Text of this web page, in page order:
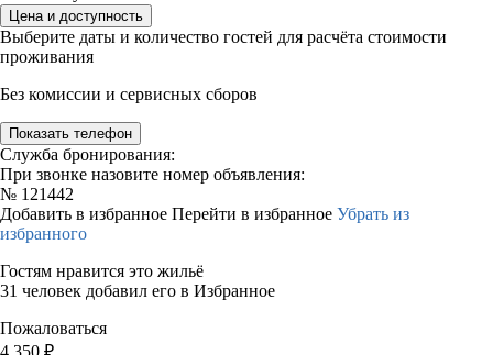
Цена и доступность
Выберите даты и количество гостей для расчёта стоимости
проживания
Без комиссии и сервисных сборов
Показать телефон
Служба бронирования:
При звонке назовите номер объявления:
№ 121442
Добавить в избранное Перейти в избранное Убрать из
избранного
Гостям нравится это жильё
31 человек добавил его в Избранное
Пожаловаться
4 350 ₽